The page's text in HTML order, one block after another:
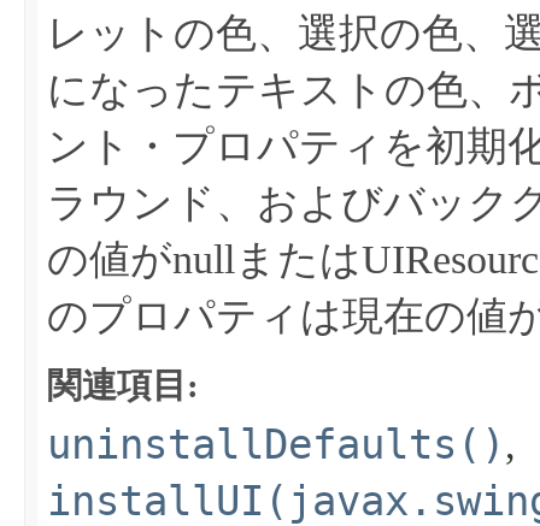
レットの色、選択の色、
になったテキストの色、
ント・プロパティを初期
ラウンド、およびバック
の値がnullまたは
のプロパティは現在の値
関連項目:
uninstallDefaults() ,